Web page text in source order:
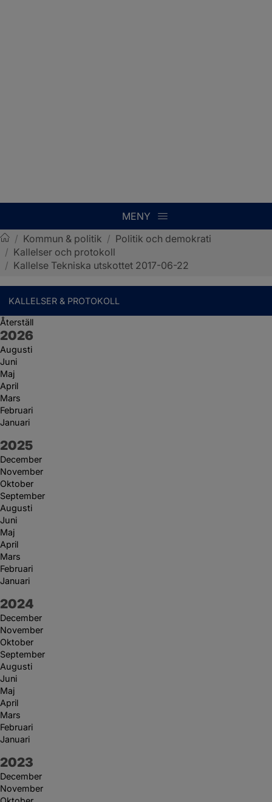
MENY
Sotenäs kommun
/ Kommun & politik / Politik och demokrati
/ Kallelser och protokoll
/ Kallelse Tekniska utskottet 2017-06-22
KALLELSER & PROTOKOLL
Återställ
År:
2026
Augusti
Juni
Maj
April
Mars
Februari
Januari
År:
2025
December
November
Oktober
September
Augusti
Juni
Maj
April
Mars
Februari
Januari
År:
2024
December
November
Oktober
September
Augusti
Juni
Maj
April
Mars
Februari
Januari
År:
2023
December
November